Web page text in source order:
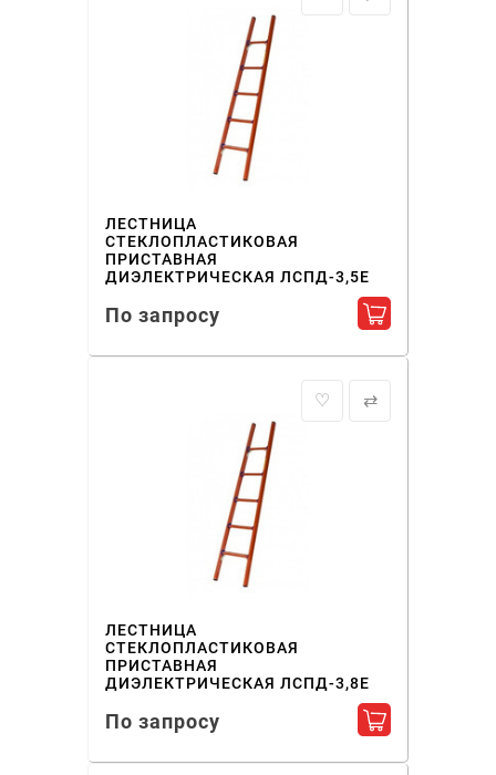
ЛЕСТНИЦА
СТЕКЛОПЛАСТИКОВАЯ
ПРИСТАВНАЯ
ДИЭЛЕКТРИЧЕСКАЯ ЛСПД-3,5Е
По запросу Добавить в
♡ ⇄
ЛЕСТНИЦА
СТЕКЛОПЛАСТИКОВАЯ
ПРИСТАВНАЯ
ДИЭЛЕКТРИЧЕСКАЯ ЛСПД-3,8Е
По запросу Добавить в